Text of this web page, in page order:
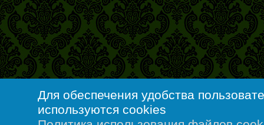
Для обеспечения удобства
используются cookies